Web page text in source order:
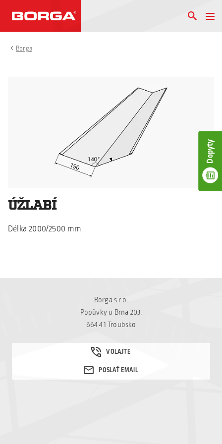
Dopyty
Borga
ÚŽLABÍ
Délka 2000/2500 mm
Borga s.r.o.
Popůvky u Brna 203,
664 41 Troubsko